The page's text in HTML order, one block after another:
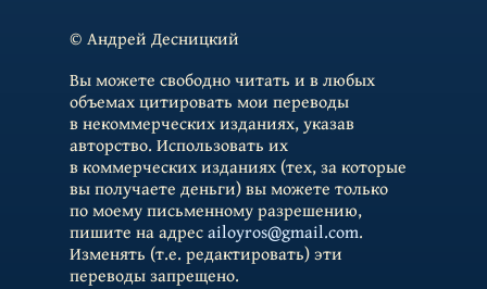
© Андрей Десницкий
Вы можете свободно читать и в любых
объемах цитировать мои переводы
в некоммерческих изданиях, указав
авторство. Использовать их
в коммерческих изданиях (тех, за которые
вы получаете деньги) вы можете только
по моему письменному разрешению,
пишите на адресailoyros@gmail.com.
Изменять (т.е. редактировать) эти
переводы запрещено.